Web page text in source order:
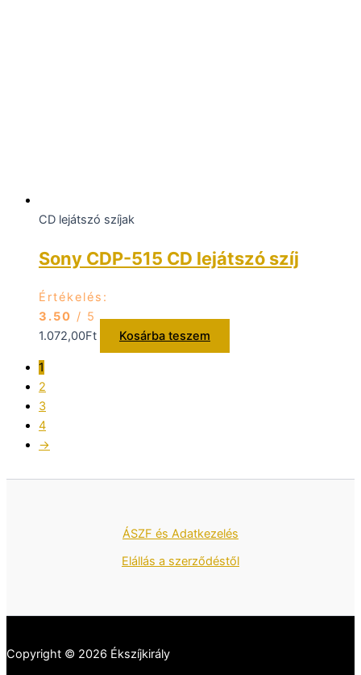
CD lejátszó szíjak
Sony CDP-515 CD lejátszó szíj
Értékelés:
3.50 / 5
1.072,00Ft Kosárba teszem
1
2
3
4
→
ÁSZF és Adatkezelés
Elállás a szerződéstől
Copyright © 2026 Ékszíjkirály